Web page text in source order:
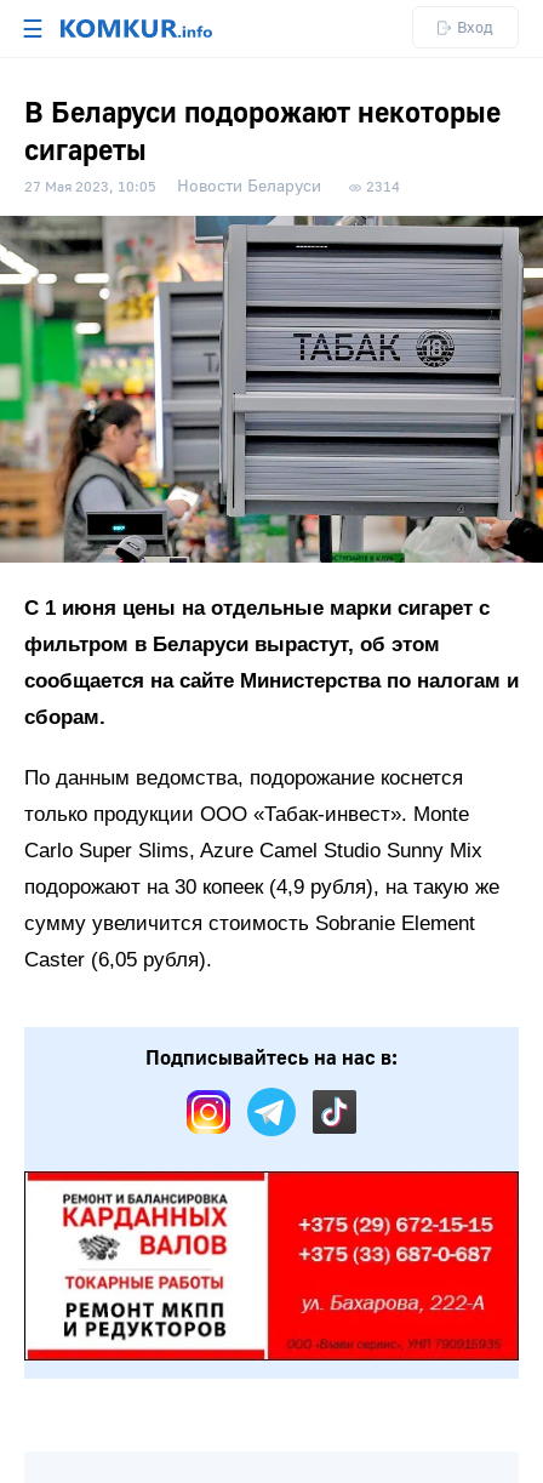
☰ Вход
В Беларуси подорожают некоторые
сигареты
27 Мая 2023, 10:05 Новости Беларуси 2314
С 1 июня цены на отдельные марки сигарет с
фильтром в Беларуси вырастут, об этом
сообщается на сайте Министерства по налогам и
сборам.
По данным ведомства, подорожание коснется
только продукции ООО «Табак-инвест». Monte
Carlo Super Slims, Azure Camel Studio Sunny Mix
подорожают на 30 копеек (4,9 рубля), на такую же
сумму увеличится стоимость Sobranie Element
Caster (6,05 рубля).
Подписывайтесь на нас в: